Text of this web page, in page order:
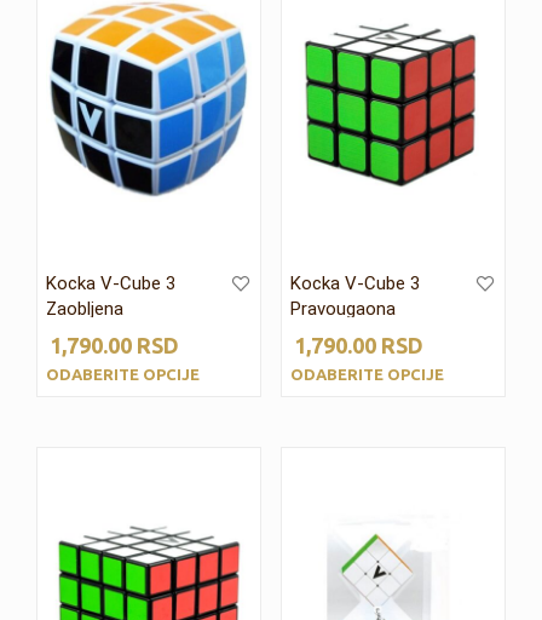
Kocka V-Cube 3
Zaobljena
1,790.00 RSD
ODABERITE OPCIJE
Kocka V-Cube 3
Pravougaona
1,790.00RSD
ODABERITE OPCIJE